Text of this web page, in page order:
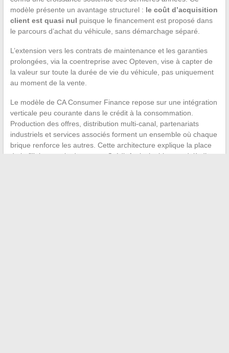
modèle présente un avantage structurel : le coût d’acquisition
client est quasi nul puisque le financement est proposé dans
le parcours d’achat du véhicule, sans démarchage séparé.
L’extension vers les contrats de maintenance et les garanties
prolongées, via la coentreprise avec Opteven, vise à capter de
la valeur sur toute la durée de vie du véhicule, pas uniquement
au moment de la vente.
Le modèle de CA Consumer Finance repose sur une intégration
verticale peu courante dans le crédit à la consommation.
Production des offres, distribution multi-canal, partenariats
industriels et services associés forment un ensemble où chaque
brique renforce les autres. Cette architecture explique la place
de la filiale au sein du groupe Crédit Agricole, bien au-delà d’une